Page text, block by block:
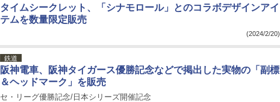
タイムシークレット、「シナモロール」とのコラボデザインアイ
テムを数量限定販売
(2024/2/20)
鉄道
阪神電車、阪神タイガース優勝記念などで掲出した実物の「副標
＆ヘッドマーク」を販売
セ・リーグ優勝記念/日本シリーズ開催記念